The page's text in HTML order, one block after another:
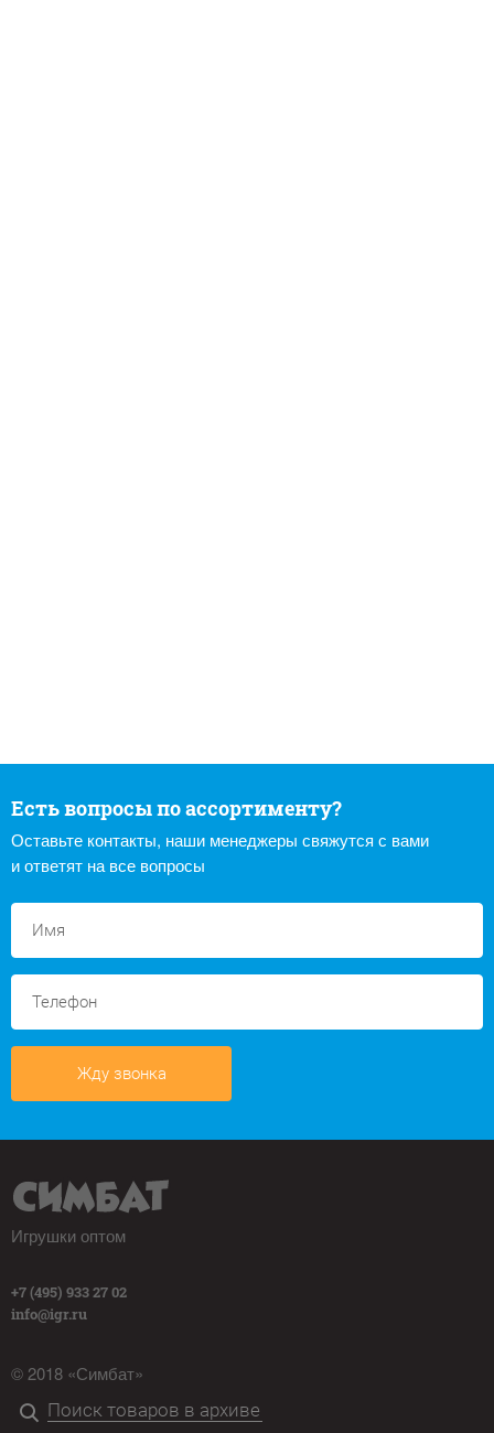
Есть вопросы по ассортименту?
Оставьте контакты, наши менеджеры свяжутся с вами
и ответят на все вопросы
Жду звонка
Игрушки оптом
+7 (495) 933 27 02
info@igr.ru
© 2018 «Симбат»